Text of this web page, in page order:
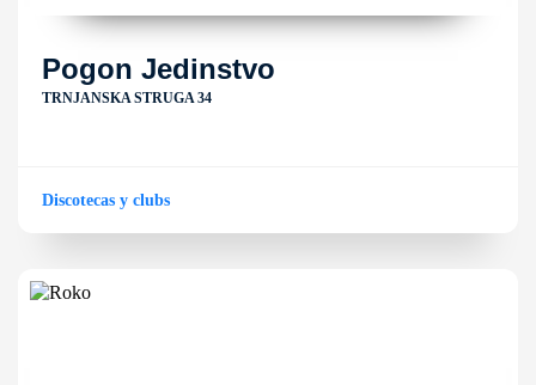
Pogon Jedinstvo
TRNJANSKA STRUGA 34
Discotecas y clubs